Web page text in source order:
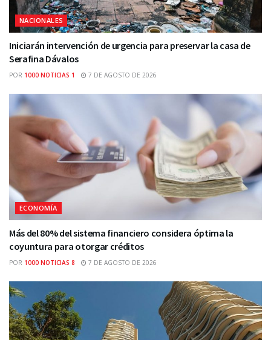
NACIONALES
Iniciarán intervención de urgencia para preservar la casa de
Serafina Dávalos
POR 1000 NOTICIAS 1 7 DE AGOSTO DE 2026
ECONOMÍA
Más del 80% del sistema financiero considera óptima la
coyuntura para otorgar créditos
POR 1000 NOTICIAS 8 7 DE AGOSTO DE 2026